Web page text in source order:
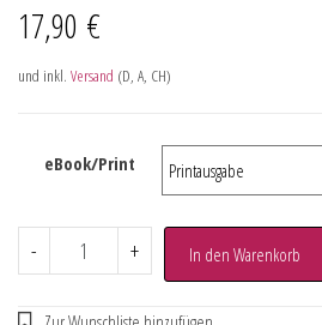
17,90 €
und inkl. Versand (D, A, CH)
eBook/Print
- + In den Warenkorb